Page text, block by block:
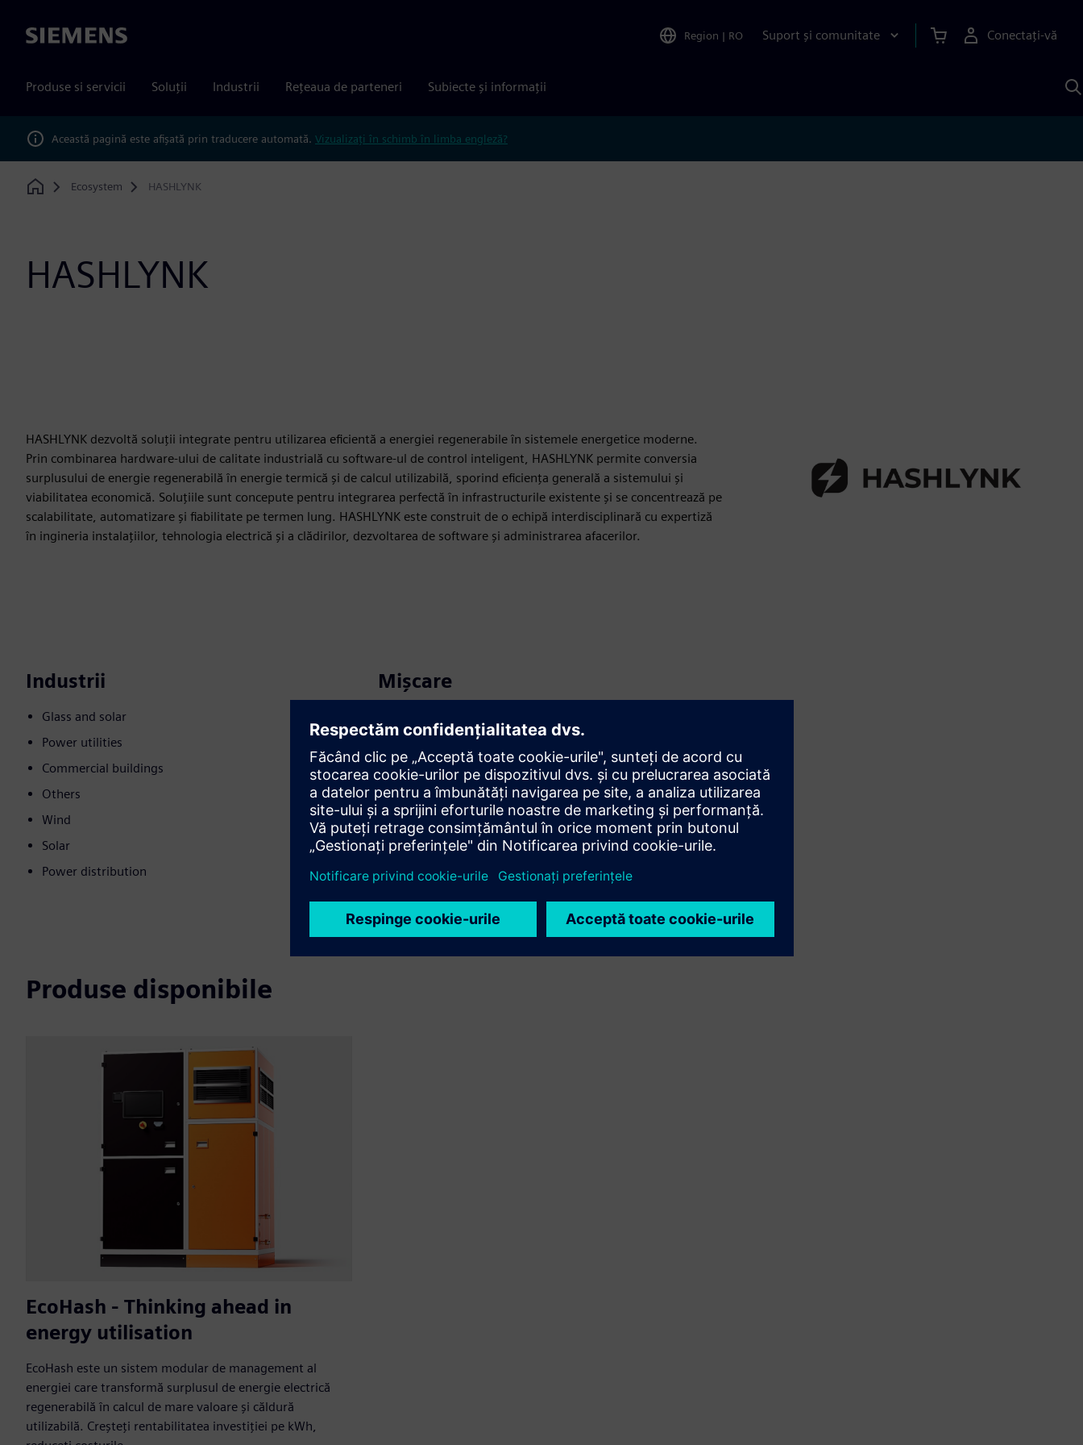
Siemens Region | RO Suport și comunitate Conectați-vă
Produse si servicii Soluții Industrii Rețeaua de parteneri Subiecte și informații
Această pagină este afișată prin traducere automată. Vizualizați în schimb în limba engleză?
Home
Ecosystem HASHLYNK
HASHLYNK
HASHLYNK dezvoltă soluții integrate pentru utilizarea eficientă a energiei regenerabile în sistemele energetice moderne.
Prin combinarea hardware-ului de calitate industrială cu software-ul de control inteligent, HASHLYNK permite conversia
surplusului de energie regenerabilă în energie termică și de calcul utilizabilă, sporind eficiența generală a sistemului și
viabilitatea economică. Soluțiile sunt concepute pentru integrarea perfectă în infrastructurile existente și se concentrează pe
scalabilitate, automatizare și fiabilitate pe termen lung. HASHLYNK este construit de o echipă interdisciplinară cu expertiză
în ingineria instalațiilor, tehnologia electrică și a clădirilor, dezvoltarea de software și administrarea afacerilor.
Industrii
Glass and solar
Power utilities
Commercial buildings
Others
Wind
Solar
Power distribution
Mișcare
Extinde sau construiește pe un produs/soluție Siemens
Xcelerator prin crearea unui produs nou sau creează o
nouă soluție pentru clienți prin integrarea produsului
Siemens Xcelerator și a produsului propriu
Produse disponibile
EcoHash - Thinking ahead in
energy utilisation
EcoHash este un sistem modular de management al
energiei care transformă surplusul de energie electrică
regenerabilă în calcul de mare valoare și căldură
utilizabilă. Creșteți rentabilitatea investiției pe kWh,